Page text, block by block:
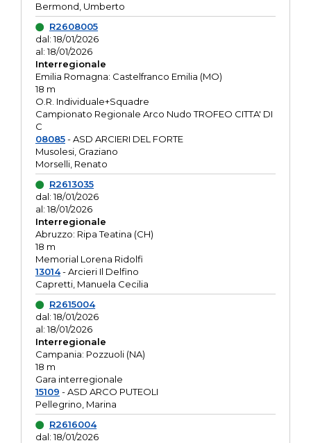
Bermond, Umberto
R2608005
dal: 18/01/2026
al: 18/01/2026
Interregionale
Emilia Romagna: Castelfranco Emilia (MO)
18 m
O.R. Individuale+Squadre
Campionato Regionale Arco Nudo TROFEO CITTA' DI
C
08085- ASD ARCIERI DEL FORTE
Musolesi, Graziano
Morselli, Renato
R2613035
dal: 18/01/2026
al: 18/01/2026
Interregionale
Abruzzo: Ripa Teatina (CH)
18 m
Memorial Lorena Ridolfi
13014- Arcieri Il Delfino
Capretti, Manuela Cecilia
R2615004
dal: 18/01/2026
al: 18/01/2026
Interregionale
Campania: Pozzuoli (NA)
18 m
Gara interregionale
15109 - ASD ARCO PUTEOLI
Pellegrino, Marina
R2616004
dal: 18/01/2026